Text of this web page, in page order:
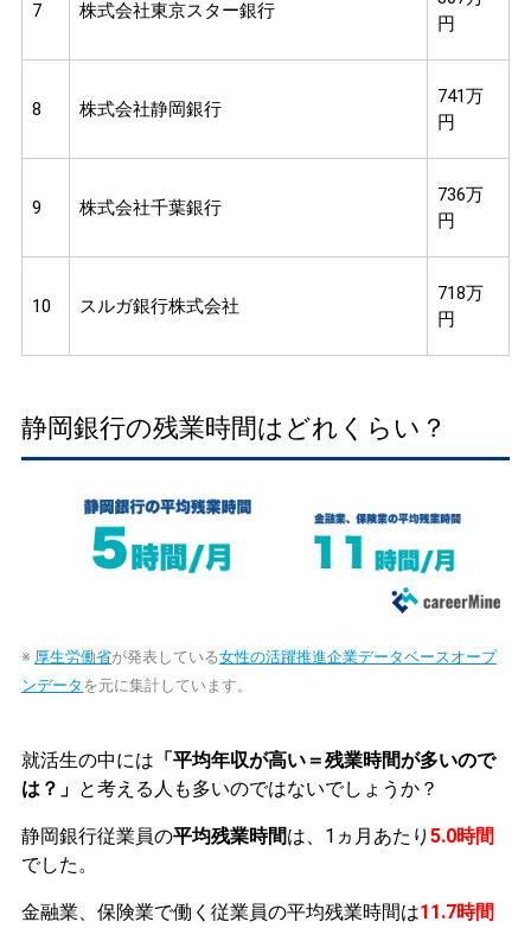
7 株式会社東京スター銀行
円
8 株式会社静岡銀行
741万
円
9 株式会社千葉銀行
736万
円
10 スルガ銀行株式会社
718万
円
静岡銀行の残業時間はどれくらい？
※ 厚生労働省が発表している女性の活躍推進企業データベースオープ
ンデータ を元に集計しています。
就活生の中には 「平均年収が高い＝残業時間が多いので
は？」 と考える人も多いのではないでしょうか？
静岡銀行従業員の平均残業時間は、1ヵ月あたり 5.0時間
でした。
金融業、保険業で働く従業員の平均残業時間は11.7時間